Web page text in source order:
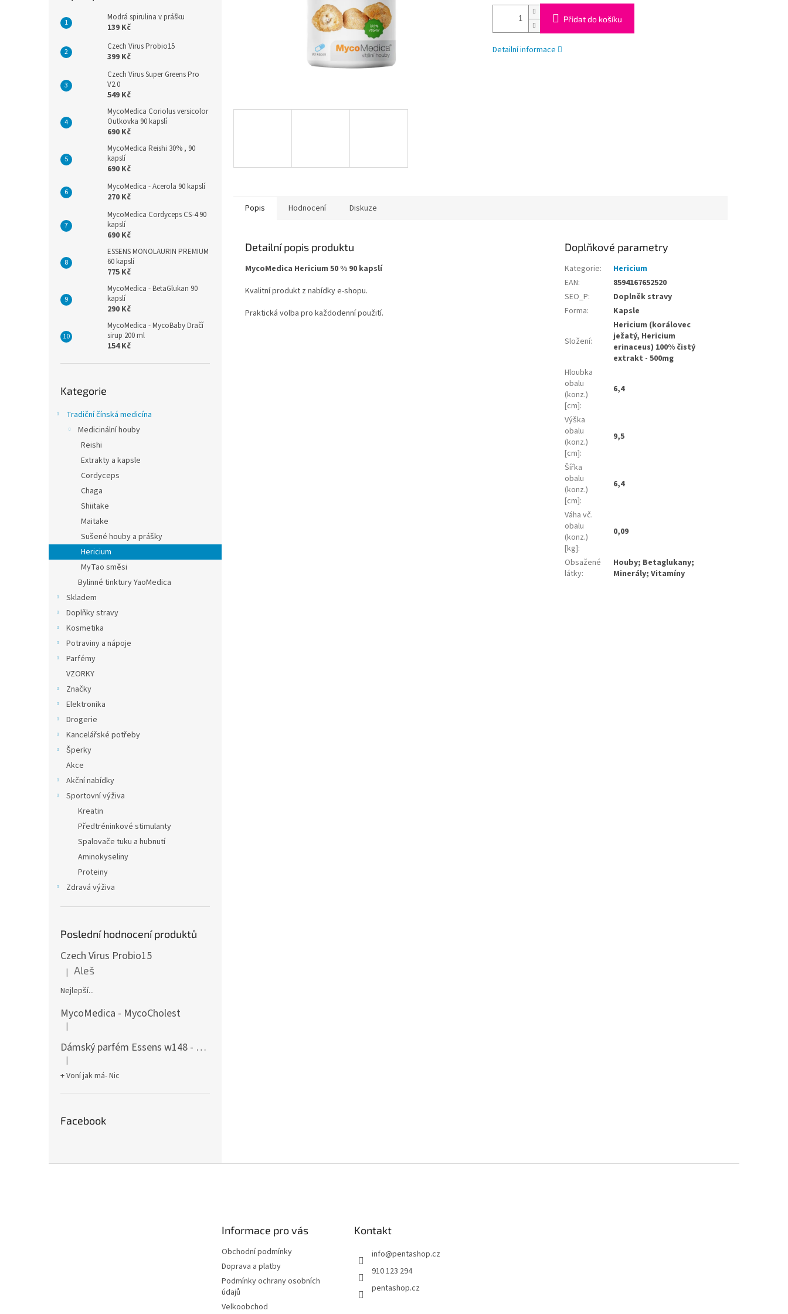
Modrá spirulina v prášku
139 Kč
Czech Virus Probio15
399 Kč
Czech Virus Super Greens Pro
V2.0
549 Kč
MycoMedica Coriolus versicolor
Outkovka 90 kapslí
690 Kč
MycoMedica Reishi 30% , 90
kapslí
690 Kč
MycoMedica - Acerola 90 kapslí
270 Kč
MycoMedica Cordyceps CS-4 90
kapslí
690 Kč
ESSENS MONOLAURIN PREMIUM
60 kapslí
775 Kč
MycoMedica - BetaGlukan 90
kapslí
290 Kč
MycoMedica - MycoBaby Dračí
sirup 200 ml
154 Kč
kategorie
Kategorie
Tradiční čínská medicína
Medicinální houby
Reishi
Extrakty a kapsle
Cordyceps
Chaga
Shiitake
Maitake
Sušené houby a prášky
Hericium
MyTao směsi
Bylinné tinktury YaoMedica
Skladem
Doplňky stravy
Kosmetika
Potraviny a nápoje
Parfémy
VZORKY
Značky
Elektronika
Drogerie
Kancelářské potřeby
Šperky
Akce
Akční nabídky
Sportovní výživa
Kreatin
Předtréninkové stimulanty
Spalovače tuku a hubnutí
Aminokyseliny
Proteiny
Zdravá výživa
Poslední hodnocení produktů
Czech Virus Probio15
Hodnocení produktu je 5 z 5 hvězdiček.
| Aleš
Nejlepší...
MycoMedica - MycoCholest
Hodnocení produktu je 5 z 5 hvězdiček.
|
Dámský parfém Essens w148 - 50ml
Hodnocení produktu je 5 z 5 hvězdiček.
|
+ Voní jak má- Nic
Facebook
Přidat do košíku
Detailní informace
Popis Hodnocení Diskuze
Detailní popis produktu
MycoMedica Hericium 50 % 90 kapslí
Kvalitní produkt z nabídky e-shopu.
Praktická volba pro každodenní použití.
Doplňkové parametry
Kategorie:
Hericium
EAN:
8594167652520
SEO_P:
Doplněk stravy
Forma: Kapsle
Složení:
Hericium (korálovec
ježatý, Hericium
erinaceus) 100% čistý
extrakt - 500mg
Hloubka
obalu
(konz.)
[cm]:
6,4
Výška
obalu
(konz.)
[cm]:
9,5
Šířka
obalu
(konz.)
[cm]:
6,4
Váha vč.
obalu
(konz.)
[kg]:
0,09
Obsažené
látky:
Houby; Betaglukany;
Minerály; Vitamíny
Informace pro vás
Obchodní podmínky
Doprava a platby
Podmínky ochrany osobních
údajů
Velkoobchod
Kontakt
info@pentashop.cz
910 123 294
pentashop.cz